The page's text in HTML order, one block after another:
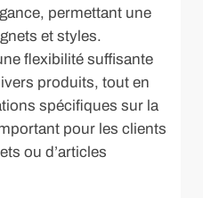
permettant une
et styles.
flexibilité suffisante
produits, tout en
spécifiques sur la
pour les clients
ou d’articles